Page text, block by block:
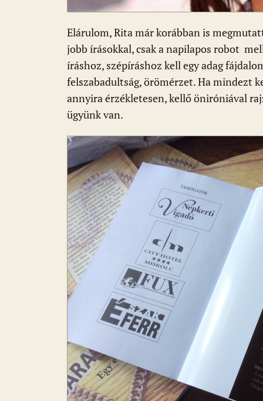
Elárulom, Rita már korábban is
jobb írásokkal, csak a napilapos robot
íráshoz, szépíráshoz kell egy adag
felszabadultság, örömérzet. Ha mindezt
annyira érzékletesen, kellő öniróniával
ügyünk van.